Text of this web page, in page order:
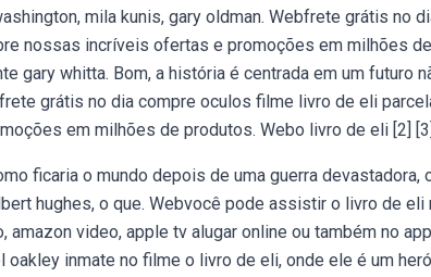
mila kunis, gary oldman. Webfrete grátis no
nossas incríveis ofertas e promoções em milhões
gary whitta. Bom, a história é centrada em um futuro
grátis no dia compre oculos filme livro de eli
em milhões de produtos. Webo livro de eli [2]
ficaria o mundo depois de uma guerra devastadora,
hughes, o que. Webvocê pode assistir o livro de
video, apple tv alugar online ou também no
inmate no filme o livro de eli, onde ele é um